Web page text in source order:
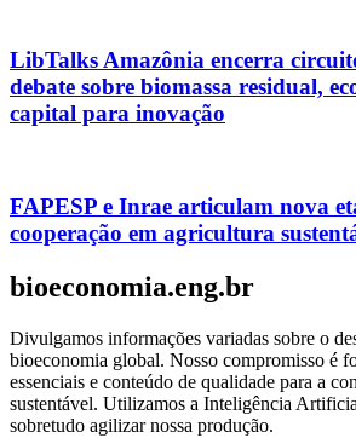
LibTalks Amazônia encerra
debate sobre biomassa residual,
capital para inovação
FAPESP e Inrae articulam nova
cooperação em agricultura
bioeconomia.eng.br
Divulgamos informações variadas sobre o
bioeconomia global. Nosso compromisso é
essenciais e conteúdo de qualidade para a
sustentável. Utilizamos a Inteligência
sobretudo agilizar nossa produção.